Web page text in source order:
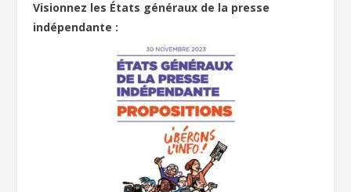
Visionnez les États généraux de la presse
indépendante :